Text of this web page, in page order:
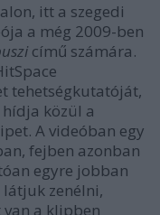
itt a szegedi
a még 2009-ben
című számára.
tehetségkutatóját,
közül a
A videóban egy
fejben azonban
egyre jobban
látjuk zenélni,
van a klipben